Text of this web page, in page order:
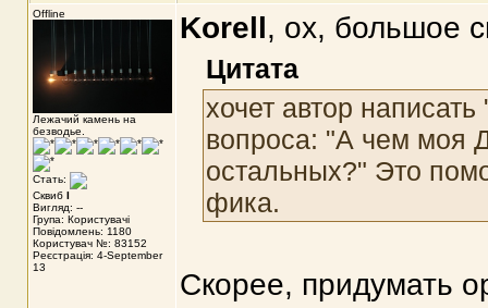
Offline
Лежачий камень на
безводье.
Стать:
Сквиб I
Вигляд: --
Група: Користувачі
Повідомлень: 1180
Користувач №: 83152
Реєстрація: 4-September
13
Korell, ох, большое
Цитата
хочет автор
вопроса: "А чем моя
остальных?" Это
фика.
Скорее, придумать